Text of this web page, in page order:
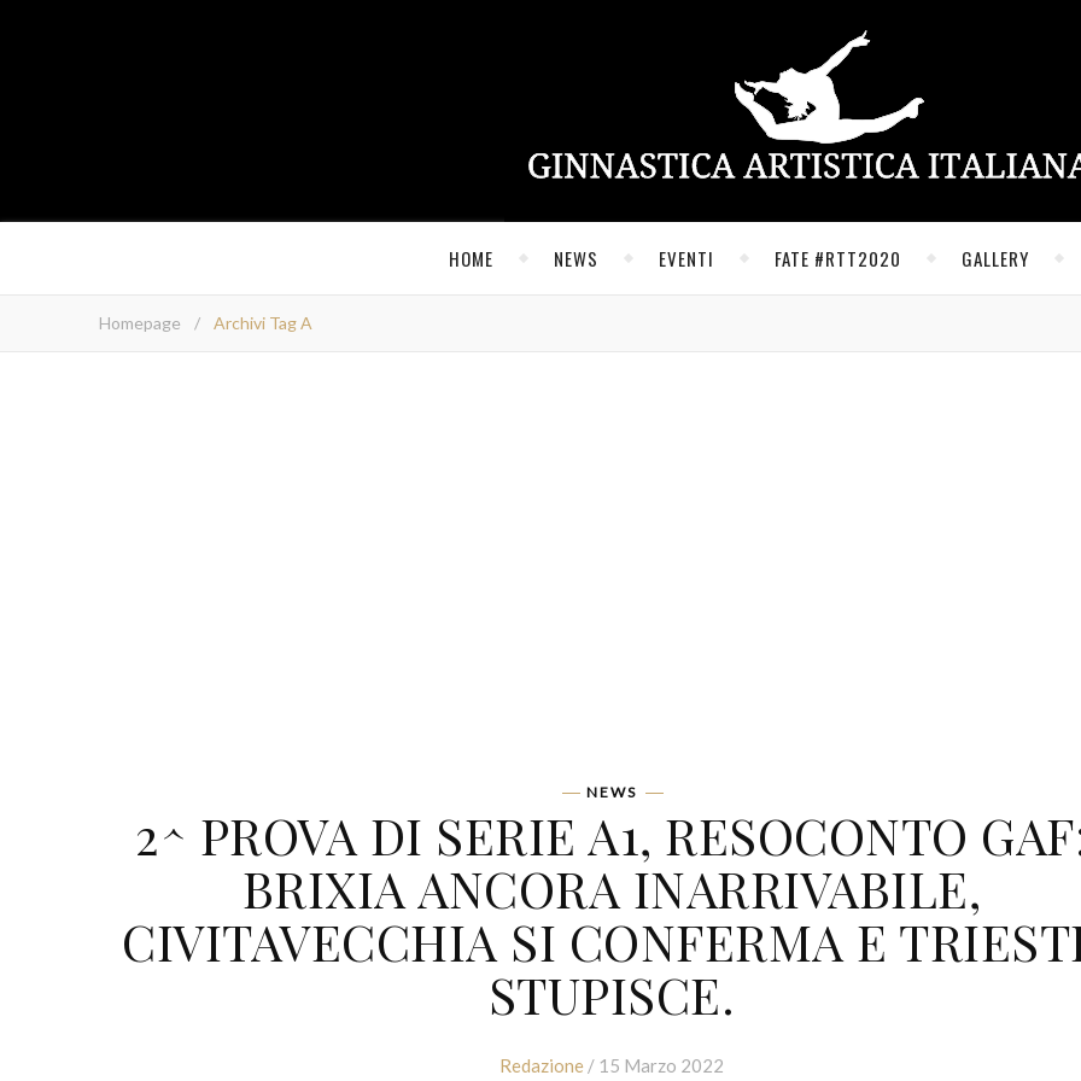
HOME NEWS EVENTI FATE #RTT2020 GALLERY
Homepage / Archivi Tag A
NEWS
2^ PROVA DI SERIE A1, RESOCONTO
BRIXIA ANCORA INARRIVABILE,
CIVITAVECCHIA SI CONFERMA E
STUPISCE.
Redazione / 15 Marzo 2022